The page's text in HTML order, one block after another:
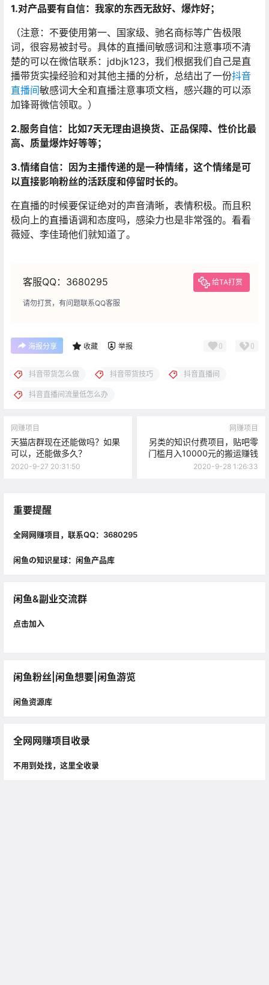
1.对产品要有自信：我家的东西无敌好、爆炸好；
（注意：不要使用第一、国家级、驰名商标等广告极限
词，很容易被封号。具体的直播间敏感词和注意事项不清
楚的可以在微信联系：jdbjk123，我们根据我们自己是直
播带货实操经验和对其他主播的分析，总结出了一份抖音
直播间敏感词大全和直播注意事项文档，感兴趣的可以添
加锋哥微信领取。）
2.服务自信：比如7天无理由退换货、正品保障、性价比最
高、质量爆炸好等等；
3.情绪自信：因为主播传递的是一种情绪，这个情绪是可
以直接影响粉丝的活跃度和停留时长的。
在直播的时候要保证绝对的声音清晰，表情积极。而且积
极向上的直播语调和态度吗，感染力也是非常强的。看看
薇娅、李佳琦他们就知道了。
客服QQ：3680295 给TA打赏
请勿打赏，有问题联系QQ客服
海报分享 收藏 举报 0 0
抖音带货怎么做 抖音带货技巧 抖音直播间
抖音直播间流量低怎么办
网赚项目
天猫店群现在还能做吗？如果
可以，还能做多久？
2020-9-27 20:31:50
网赚项目
另类的知识付费项目，贴吧零
门槛月入10000元的搬运赚钱
2020-9-28 1:26:33
重要提醒
全网网赚项目，联系QQ：3680295
闲鱼の知识星球：闲鱼产品库
闲鱼&副业交流群
点击加入
闲鱼粉丝|闲鱼想要|闲鱼游览
闲鱼资源库
全网网赚项目收录
不用到处找，这里全收录